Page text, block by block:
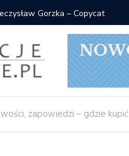
Gorzka – Copycat
zapowiedzi – gdzie kupić